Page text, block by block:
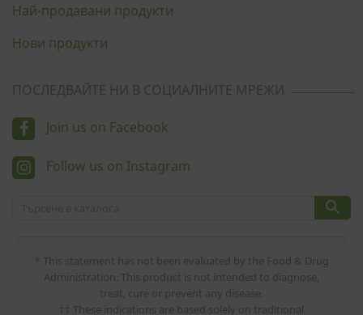
Най-продавани продукти
Нови продукти
ПОСЛЕДВАЙТЕ НИ В СОЦИАЛНИТЕ МРЕЖИ
Join us on Facebook
Follow us on Instagram

* This statement has not been evaluated by the Food & Drug
Administration. This product is not intended to diagnose,
treat, cure or prevent any disease.
†† These indications are based solely on traditional